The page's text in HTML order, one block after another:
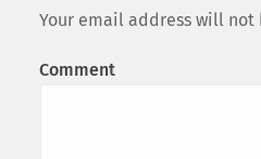
Your email address will not
Comment